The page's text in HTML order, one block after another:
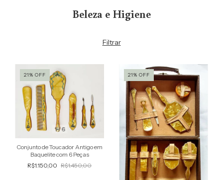
Beleza e Higiene
Filtrar
1/6
21% OFF
Conjunto de Toucador Antigo em
Baquelite com 6 Peças
R$1.150,00 R$1.450,00
21% OFF